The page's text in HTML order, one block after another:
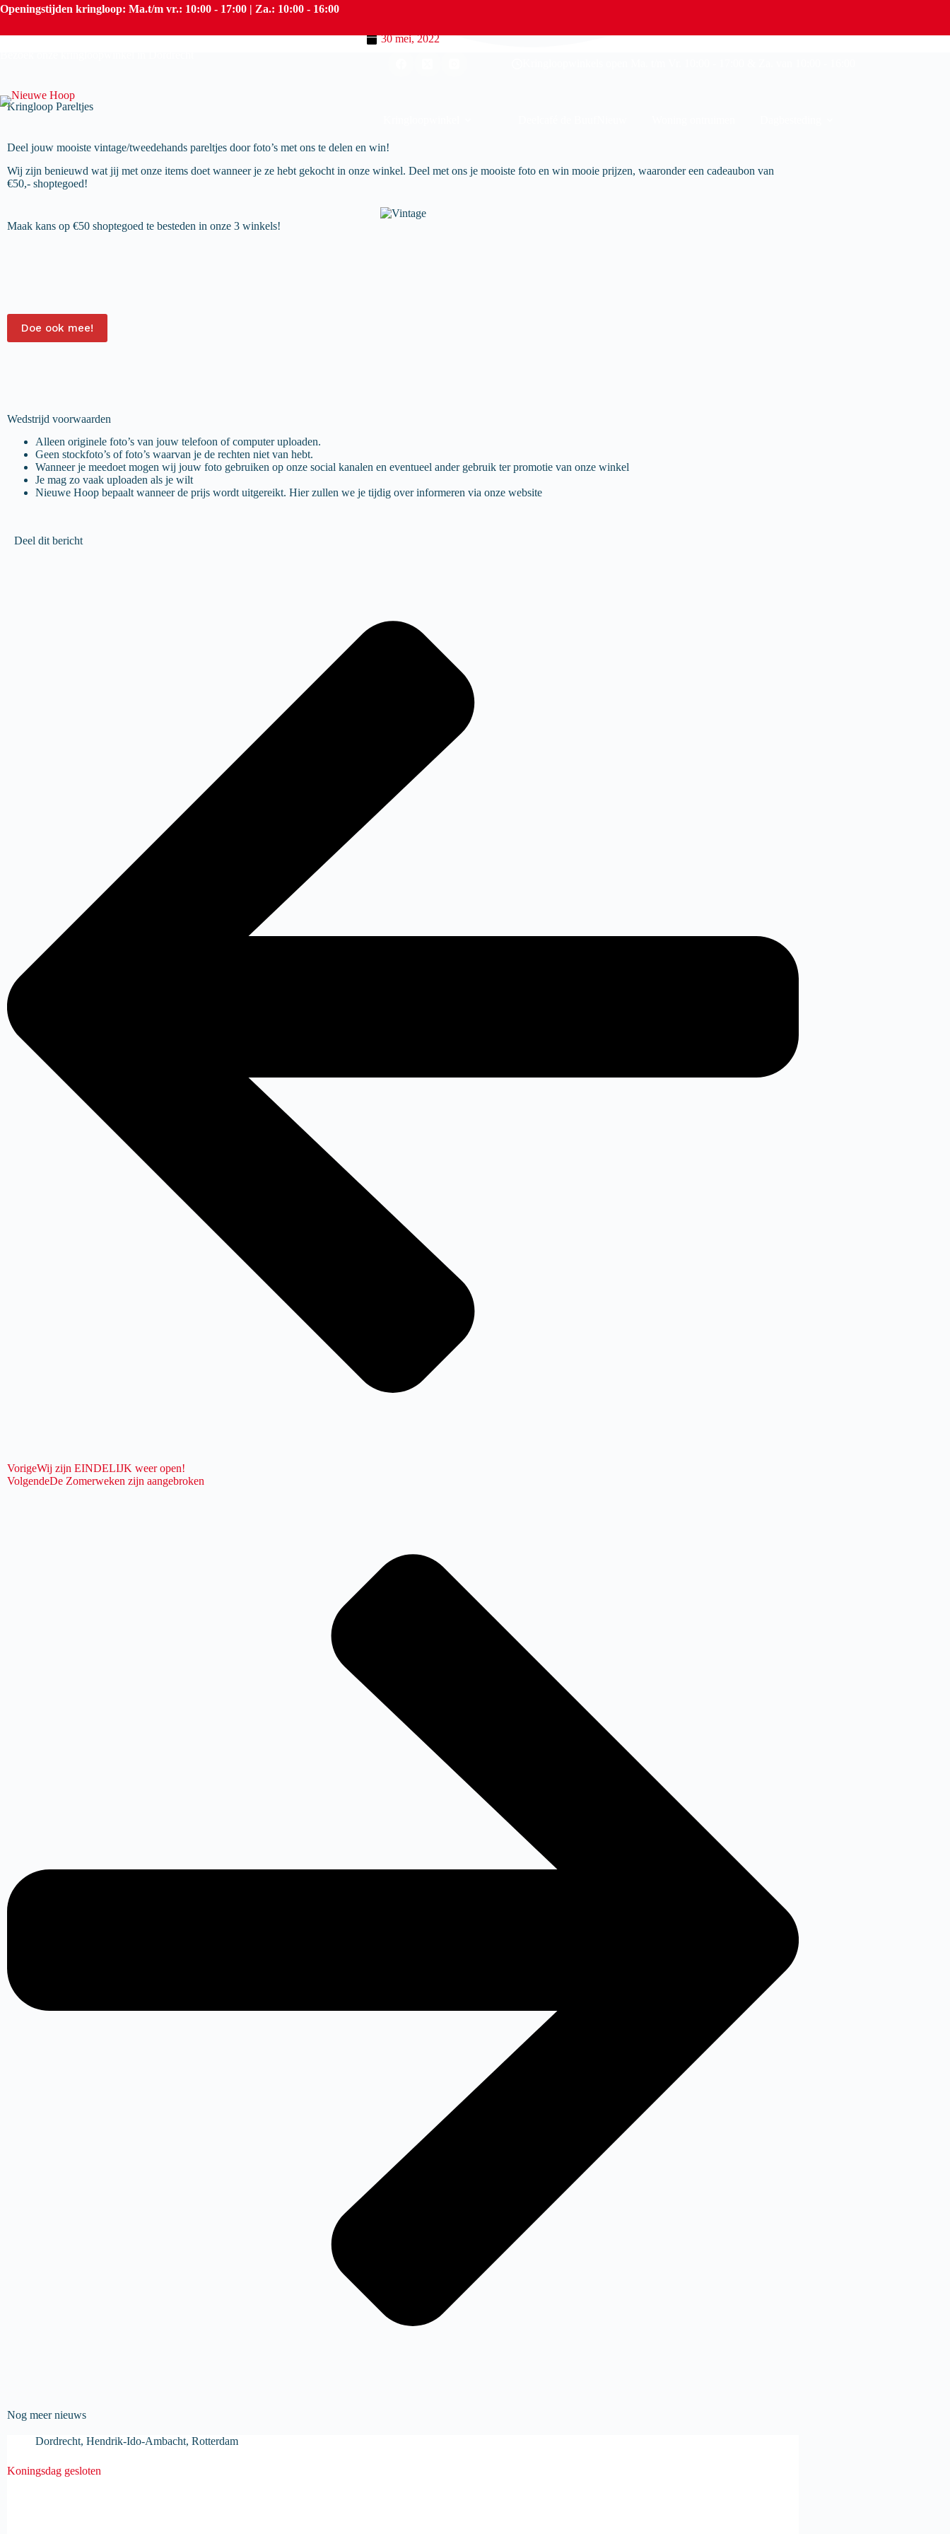
Openingstijden kringloop: Ma.t/m vr.: 10:00 - 17:00 | Za.: 10:00 - 16:00
Kringloop Pareltjes
30 mei, 2022
Kringloop Pareltjes
Deel jouw mooiste vintage/tweedehands pareltjes door foto’s met ons te delen en win!
Wij zijn benieuwd wat jij met onze items doet wanneer je ze hebt gekocht in onze winkel. Deel met ons je mooiste foto en win mooie prijzen, waaronder een cadeaubon van
€50,- shoptegoed!
Maak kans op €50 shoptegoed te besteden in onze 3 winkels!
Doe ook mee!
Wedstrijd voorwaarden
Alleen originele foto’s van jouw telefoon of computer uploaden.
Geen stockfoto’s of foto’s waarvan je de rechten niet van hebt.
Wanneer je meedoet mogen wij jouw foto gebruiken op onze social kanalen en eventueel ander gebruik ter promotie van onze winkel
Je mag zo vaak uploaden als je wilt
Nieuwe Hoop bepaalt wanneer de prijs wordt uitgereikt. Hier zullen we je tijdig over informeren via onze website
Deel dit bericht
VorigeWij zijn EINDELIJK weer open!
VolgendeDe Zomerweken zijn aangebroken
Nog meer nieuws
Dordrecht, Hendrik-Ido-Ambacht, Rotterdam
Koningsdag gesloten